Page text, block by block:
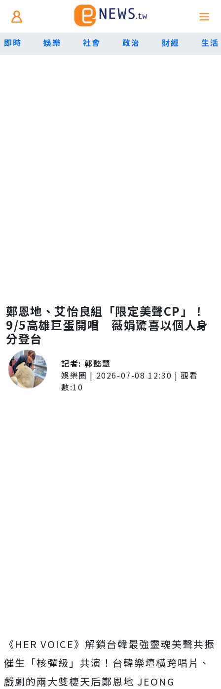
即時 娛樂 社會 政治 財經 生活
鄭恩地、艾怡良組「限定美聲CP」！
9/5高雄巨蛋開唱 薇娟驚喜以個人身
分登台
記者:郭懿慧
娛樂圈 | 2026-07-08 12:30 | 觀看
數:10
《HER VOICE》解鎖台韓最強靈魂美聲共振
催生「核彈級」共演！台韓樂壇橫跨唱片、
戲劇的兩大雙棲天后鄭恩地 JEONG